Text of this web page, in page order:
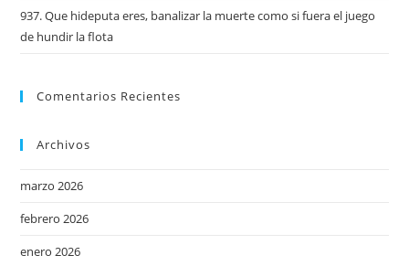
937. Que hideputa eres, banalizar la muerte como si fuera el juego
de hundir la flota
Comentarios Recientes
Archivos
marzo 2026
febrero 2026
enero 2026